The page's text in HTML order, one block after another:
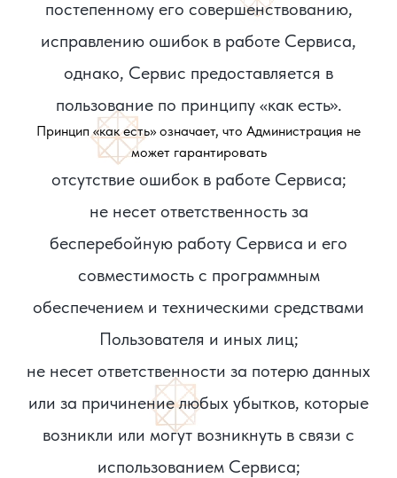
постепенному его совершенствованию,
исправлению ошибок в работе Сервиса,
однако, Сервис предоставляется в
пользование по принципу «как есть».
Принцип «как есть» означает, что Администрация не
может гарантировать
отсутствие ошибок в работе Сервиса;
не несет ответственность за
бесперебойную работу Сервиса и его
совместимость с программным
обеспечением и техническими средствами
Пользователя и иных лиц;
не несет ответственности за потерю данных
или за причинение любых убытков, которые
возникли или могут возникнуть в связи с
использованием Сервиса;